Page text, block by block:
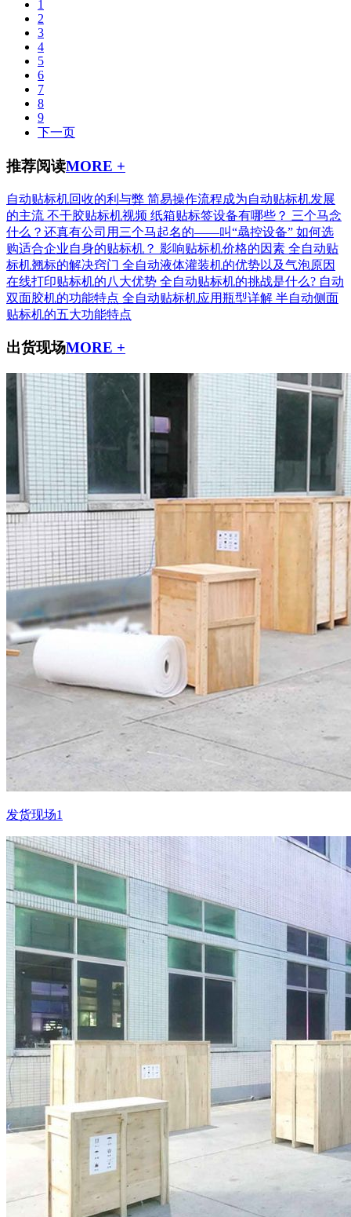
1
2
3
4
5
6
7
8
9
下一页
推荐阅读MORE +
自动贴标机回收的利与弊 简易操作流程成为自动贴标机发展
的主流 不干胶贴标机视频 纸箱贴标签设备有哪些？ 三个马念
什么？还真有公司用三个马起名的——叫“骉控设备” 如何选
购适合企业自身的贴标机？ 影响贴标机价格的因素 全自动贴
标机翘标的解决窍门 全自动液体灌装机的优势以及气泡原因
在线打印贴标机的八大优势 全自动贴标机的挑战是什么? 自动
双面胶机的功能特点 全自动贴标机应用瓶型详解 半自动侧面
贴标机的五大功能特点
出货现场MORE +
发货现场1